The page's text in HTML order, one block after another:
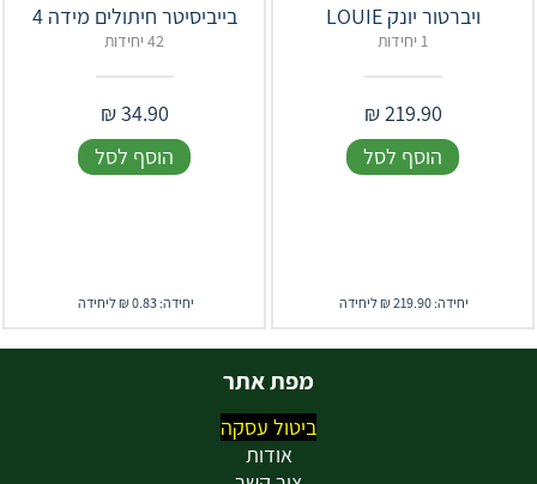
ויברטור יונק LOUIE
1 יחידות
219.90
₪
הוסף לסל
יחידה: 219.90 ₪ ליחידה
בייביסיטר חיתולים מידה 4
42 יחידות
34.90
₪
הוסף לסל
יחידה: 0.83 ₪ ליחידה
מפת אתר
ביטול עסקה
אודות